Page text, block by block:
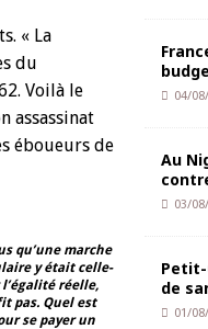
« La
du
Voilà le
assassinat
éboueurs de
qu’une marche
y était celle-
réelle,
pas. Quel est
se payer un
04/
Au
03/
de
01/